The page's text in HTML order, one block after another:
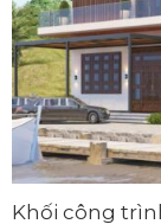
Khối công